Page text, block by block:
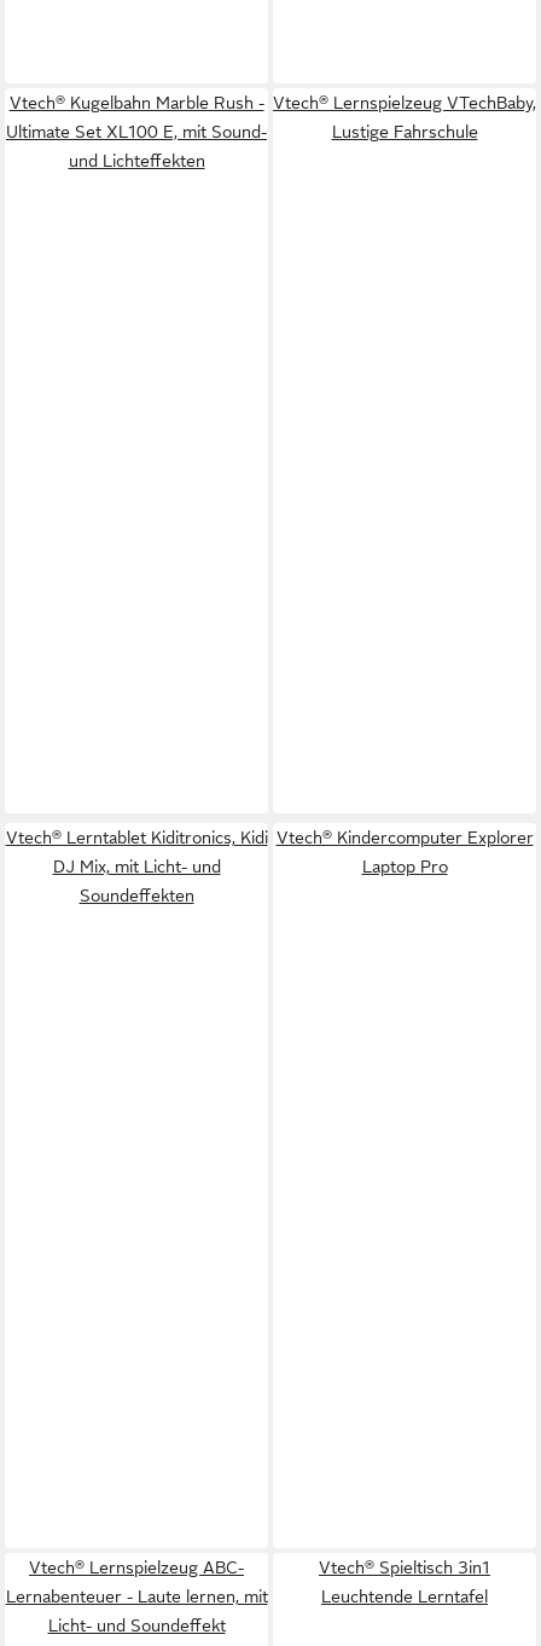
Vtech® Kugelbahn Marble Rush -
Ultimate Set XL100 E, mit Sound-
und Lichteffekten
Vtech® Lernspielzeug VTechBaby,
Lustige Fahrschule
Vtech® Lerntablet Kiditronics, Kidi
DJ Mix, mit Licht- und
Soundeffekten
Vtech® Kindercomputer Explorer
Laptop Pro
Vtech® Lernspielzeug ABC-
Lernabenteuer - Laute lernen, mit
Licht- und Soundeffekt
Vtech® Spieltisch 3in1
Leuchtende Lerntafel